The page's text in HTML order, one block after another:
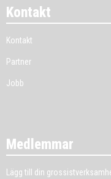
Kontakt
Kontakt
Partner
Jobb
Medlemmar
Lägg till din